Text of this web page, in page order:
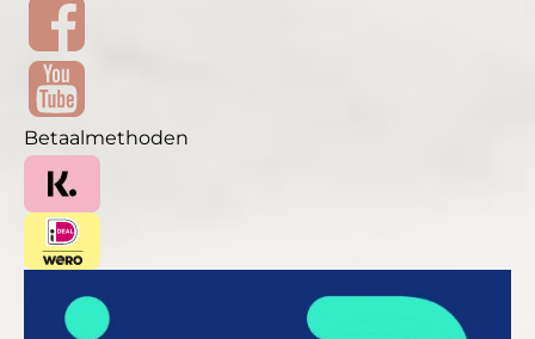
Betaalmethoden